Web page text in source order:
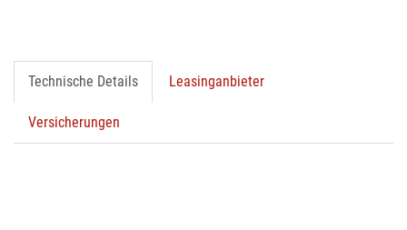
Technische Details Leasinganbieter
Versicherungen